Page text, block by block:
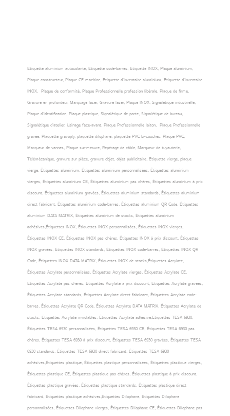
Etiquette aluminium autocolante, Etiquette code-barres, Etiquette INOX, Plaque aluminium,
Plaque constructeur, Plaque CE machine, Etiquette d’inventaire aluminium, Etiquette d’inventaire
INOX, Plaque de conformité, Plaque Professionnelle profession libérale, Plaque de firme,
Gravure en profondeur, Marquage laser, Gravure laser, Plaque INOX, Signalétique industrielle,
Plaque d’identification, Plaque plastique, Signalétique de porte, Signalétique de bureau,
Signalétique d’atelier, Usinage face-avant, Plaque Professionnelle laiton, Plaque Professionnelle
gravée, Plaquette gravoply, plaquette dilophane, plaquette PVC bi-couches, Plaque PVC,
Marqueur de vannes, Plaque sur-mesure, Repérage de câble, Marqueur de tuyauterie,
Télémécanique, gravure sur pièce, gravure objet, objet publicitaire, Etiquette vierge, plaque
vierge, Étiquettes aluminium, Étiquettes aluminium personnalisées, Étiquettes aluminium
vierges, Étiquettes aluminium CE, Étiquettes aluminium pas chères, Étiquettes aluminium à prix
discount, Étiquettes aluminium gravées, Étiquettes aluminium standards, Étiquettes aluminium
direct fabricant, Étiquettes aluminium code-barres, Étiquettes aluminium QR Code, Étiquettes
aluminium DATA MATRIX, Étiquettes aluminium de stocks, Étiquettes aluminium
adhésives,Étiquettes INOX, Étiquettes INOX personnalisées, Étiquettes INOX vierges,
Étiquettes INOX CE, Étiquettes INOX pas chères, Étiquettes INOX à prix discount, Étiquettes
INOX gravées, Étiquettes INOX standards, Étiquettes INOX code-barres, Étiquettes INOX QR
Code, Étiquettes INOX DATA MATRIX, Étiquettes INOX de stocks,Étiquettes Acrylate,
Étiquettes Acrylate personnalisées, Étiquettes Acrylate vierges, Étiquettes Acrylate CE,
Étiquettes Acrylate pas chères, Étiquettes Acrylate à prix discount, Étiquettes Acrylate gravées,
Étiquettes Acrylate standards, Étiquettes Acrylate direct fabricant, Étiquettes Acrylate code-
barres, Étiquettes Acrylate QR Code, Étiquettes Acrylate DATA MATRIX, Étiquettes Acrylate de
stocks, Étiquettes Acrylate inviolables, Étiquettes Acrylate adhésive,Étiquettes TESA 6930,
Étiquettes TESA 6930 personnalisées, Étiquettes TESA 6930 CE, Étiquettes TESA 6930 pas
chères, Étiquettes TESA 6930 à prix discount, Étiquettes TESA 6930 gravées, Étiquettes TESA
6930 standards, Étiquettes TESA 6930 direct fabricant, Étiquettes TESA 6930
adhésives,Étiquettes plastique, Étiquettes plastique personnalisées, Étiquettes plastique vierges,
Étiquettes plastique CE, Étiquettes plastique pas chères, Étiquettes plastique à prix discount,
Étiquettes plastique gravées, Étiquettes plastique standards, Étiquettes plastique direct
fabricant, Étiquettes plastique adhésives,Étiquettes Dilophane, Étiquettes Dilophane
personnalisées, Étiquettes Dilophane vierges, Étiquettes Dilophane CE, Étiquettes Dilophane pas